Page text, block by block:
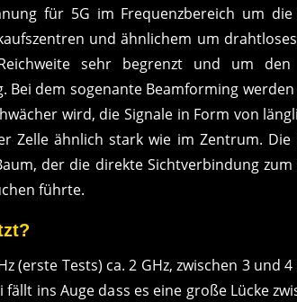
für 5G im Frequenzbereich um
und ähnlichem um
sehr begrenzt und um
dem sogenante Beamforming
wird, die Signale in Form von
Zelle ähnlich stark wie im Zentrum.
der die direkte Sichtverbindung
führte.
(erste Tests) ca. 2 GHz, zwischen 3 und
fällt ins Auge dass es eine große Lücke